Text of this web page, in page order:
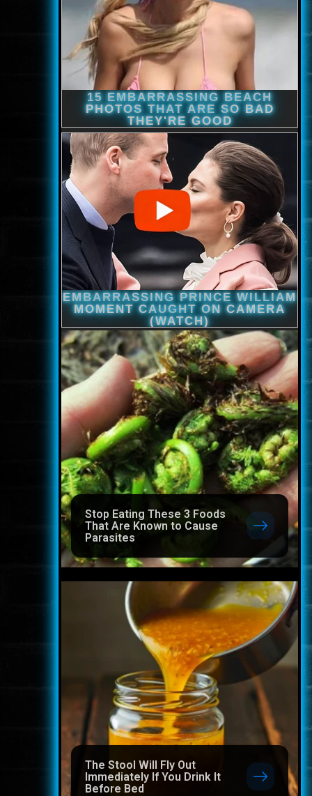
Stop Eating These 3 Foods
That Are Known to Cause
Parasites
The Stool Will Fly Out
Immediately If You Drink It
Before Bed